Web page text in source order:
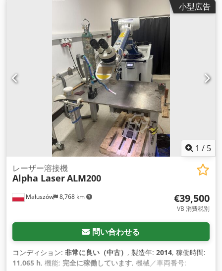
小型広告
1 / 5
Małuszów 8,768 km
レーザー溶接機
Alpha LaserALM200
€39,500
VB 消費税別
問い合わせる
コンディション: 非常に良い（中古） , 製造年: 2014, 稼働時間:
11,065 h, 機能: 完全に稼働しています, 機械／車両番号: